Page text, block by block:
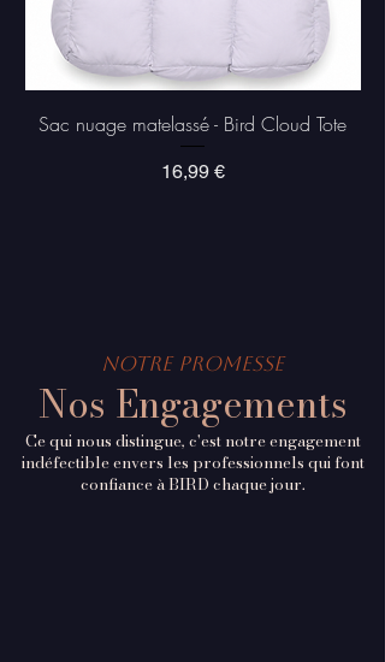
Sac nuage matelassé - Bird Cloud Tote
Prix
16,99 €
Notre Promesse
Nos Engagements
Ce qui nous distingue, c'est notre engagement
indéfectible envers les professionnels qui font
confiance à BIRD chaque jour.